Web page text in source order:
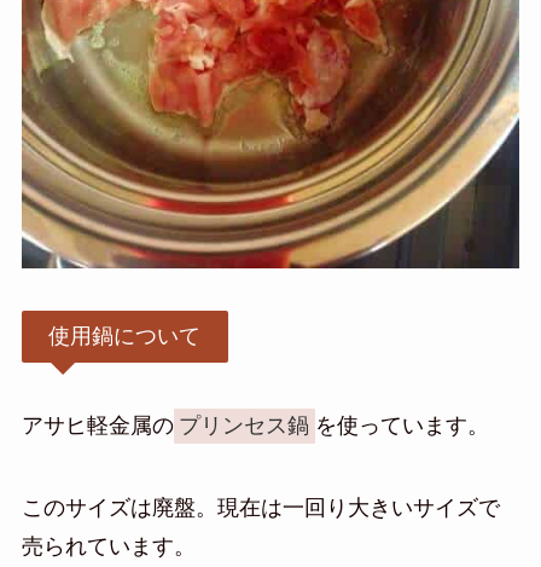
使用鍋について
アサヒ軽金属の プリンセス鍋 を使っています。
このサイズは廃盤。現在は一回り大きいサイズで
売られています。